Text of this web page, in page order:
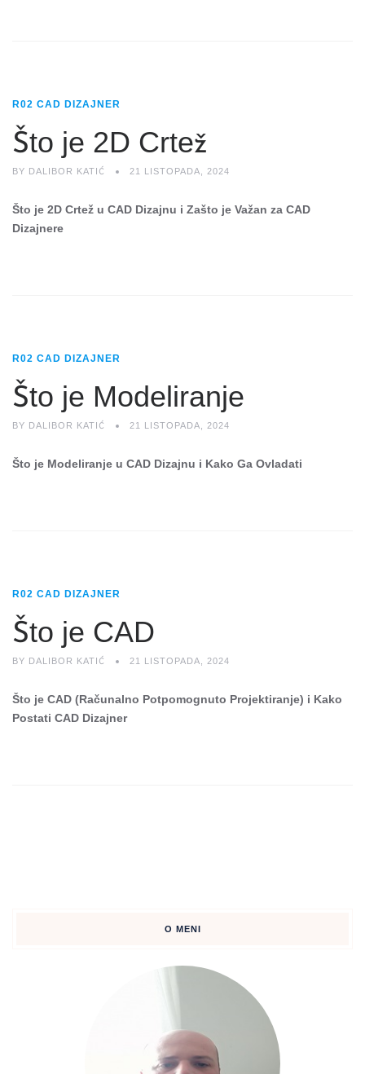
R02 CAD DIZAJNER
Što je 2D Crtež
BY DALIBOR KATIĆ 21 LISTOPADA, 2024
Što je 2D Crtež u CAD Dizajnu i Zašto je Važan za CAD
Dizajnere
R02 CAD DIZAJNER
Što je Modeliranje
BY DALIBOR KATIĆ 21 LISTOPADA, 2024
Što je Modeliranje u CAD Dizajnu i Kako Ga Ovladati
R02 CAD DIZAJNER
Što je CAD
BY DALIBOR KATIĆ 21 LISTOPADA, 2024
Što je CAD (Računalno Potpomognuto Projektiranje) i Kako
Postati CAD Dizajner
O MENI